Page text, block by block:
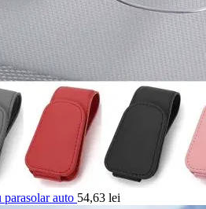
auto 54,63 lei